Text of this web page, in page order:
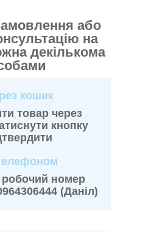
або
на
декількома
кошик
товар через
кнопку
номер
(Даніл)